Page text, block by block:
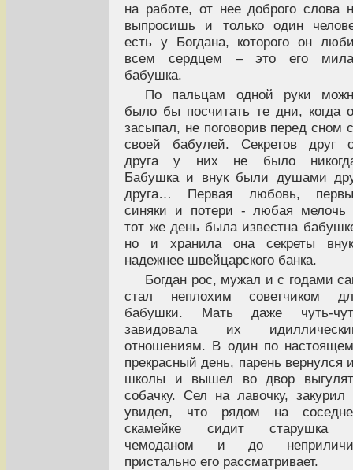
на работе, от нее доброго слова
выпросишь и только один
есть у Богдана, которого он
всем сердцем – это его
бабушка.
По пальцам одной руки
было бы посчитать те дни, когда
засыпал, не поговорив перед сном
своей бабулей. Секретов друг
друга у них не было
Бабушка и внук были душами
друга… Первая любовь,
синяки и потери - любая мелочь
тот же день была известна
но и хранила она секреты
надежнее швейцарского банка.
Богдан рос, мужал и с годами
стал неплохим советчиком
бабушки. Мать даже чуть-
завидовала их
отношениям. В один по
прекрасный день, парень вернулся
школы и вышел во двор
собачку. Сел на лавочку, закурил
увидел, что рядом на
скамейке сидит старушка
чемоданом и до
пристально его рассматривает.